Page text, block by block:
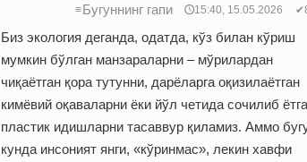
≡Бугуннинг гапи 🕔15:40, 15.05.2026
Биз экология деганда, одатда, кўз билан кўриш
мумкин бўлган манзараларни – мўрилардан
чиқаётган қора тутунни, дарёларга оқизилаётган
кимёвий оқаваларни ёки йўл четида сочилиб
плас­тик идишларни тасаввур қиламиз. Аммо
кунда инсоният янги, «кўринмас», лекин хавфи